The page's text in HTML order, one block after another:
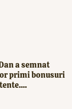
a semnat
primi bonusuri